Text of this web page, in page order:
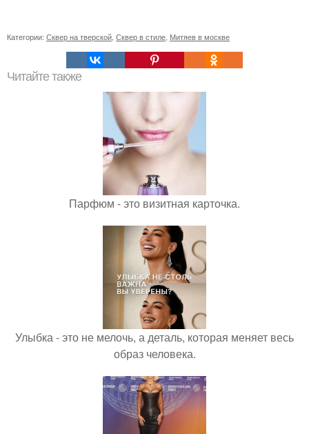
Категории: Сквер на тверской Сквер в стиле Митяев в москве
Читайте также
Парфюм - это визитная карточка.
Улыбка - это не мелочь, а деталь, которая меняет весь
образ человека.